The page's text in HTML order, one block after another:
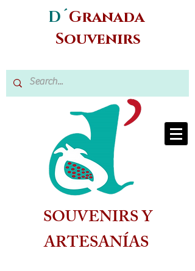
D´Granada
Souvenirs
SOUVENIRS Y
ARTESANÍAS